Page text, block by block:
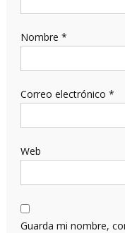
Nombre *
Correo electrónico *
Web
Guarda mi nombre,